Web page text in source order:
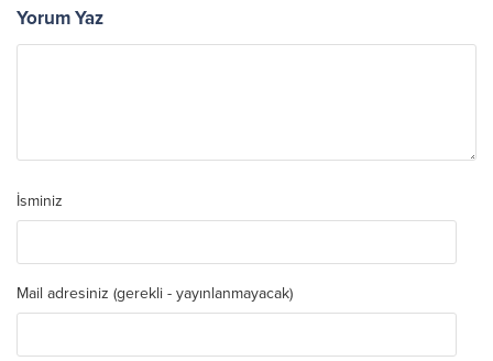
Yorum Yaz
İsminiz
Mail adresiniz (gerekli - yayınlanmayacak)